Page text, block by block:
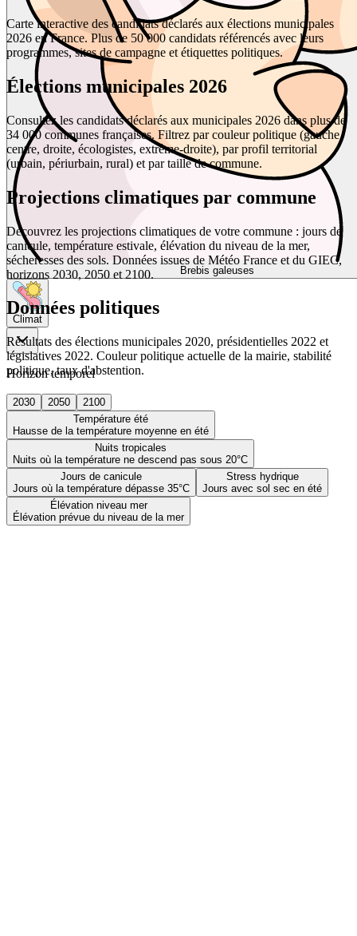
Brebis galeuses
Climat
Horizon temporel
2030 2050
2100
Température été
Hausse de la température moyenne en été
Nuits tropicales
Nuits où la température ne descend pas sous 20°C
Jours de canicule
Jours où la température dépasse 35°C
Stress hydrique
Jours avec sol sec en été
Élévation niveau mer
Élévation prévue du niveau de la mer
Carte interactive des candidats déclarés aux élections municipales
2026 en France. Plus de 50 000 candidats référencés avec leurs
programmes, sites de campagne et étiquettes politiques.
Élections municipales 2026
Consultez les candidats déclarés aux municipales 2026 dans plus de
34 000 communes françaises. Filtrez par couleur politique (gauche,
centre, droite, écologistes, extrême-droite), par profil territorial
(urbain, périurbain, rural) et par taille de commune.
Projections climatiques par commune
Découvrez les projections climatiques de votre commune : jours de
canicule, température estivale, élévation du niveau de la mer,
sécheresses des sols. Données issues de Météo France et du GIEC,
horizons 2030, 2050 et 2100.
Données politiques
Résultats des élections municipales 2020, présidentielles 2022 et
législatives 2022. Couleur politique actuelle de la mairie, stabilité
politique, taux d'abstention.